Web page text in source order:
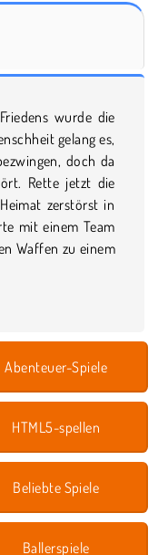
wurde die
gelang es,
doch da
Rette jetzt die
zerstörst in
mit einem Team
Waffen zu einem
Abenteuer-Spiele
HTML5-spellen
Beliebte Spiele
Ballerspiele